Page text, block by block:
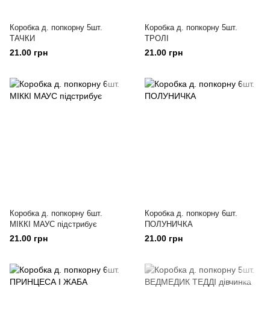
Коробка д. попкорну 5шт.
ТАЧКИ
21.00 грн
Коробка д. попкорну 5шт.
ТРОЛІ
21.00 грн
Коробка д. попкорну 6шт.
МІККІ МАУС підстрибує
21.00 грн
Коробка д. попкорну 6шт.
ПОЛУНИЧКА
21.00 грн